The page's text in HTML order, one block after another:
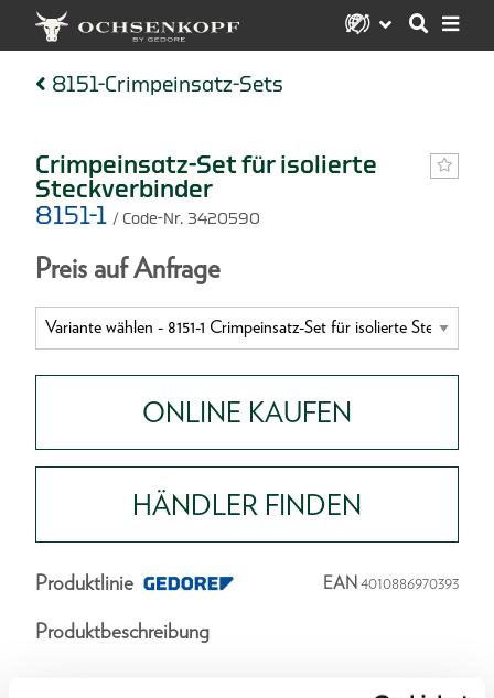
8151-Crimpeinsatz-Sets
Crimpeinsatz-Set für isolierte
Steckverbinder
8151-1 / Code-Nr. 3420590
Preis auf Anfrage
ONLINE KAUFEN
HÄNDLER FINDEN
Produktlinie EAN4010886970393
Produktbeschreibung